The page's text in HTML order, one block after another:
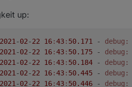
up:
2021 -02-22 16:43: 50.171 - debug:
2021 -02-22 16:43: 50.175 - debug:
2021 -02-22 16:43: 50.184 - debug:
2021 -02-22 16:43: 50.445 - debug:
2021 -02-22 16:43: 50.446 - debug: